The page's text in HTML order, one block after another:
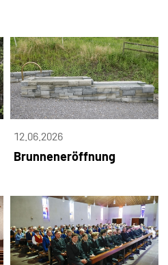
12.06.2026
Brunneneröffnung